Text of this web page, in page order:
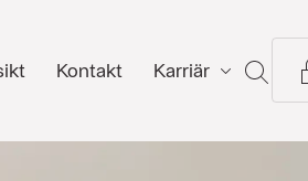
Kontakt Karriär SÖK